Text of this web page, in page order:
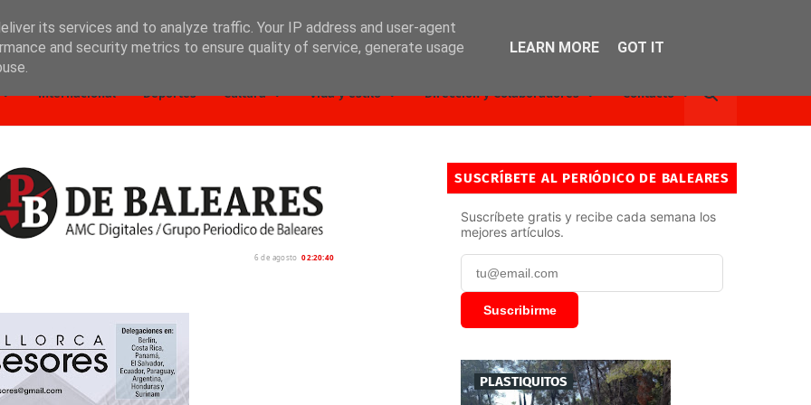
Internacional Deportes Cultura Vida y estilo Dirección y Colaboradores Contacto
6 de agosto 02:20:42
SUSCRÍBETE AL PERIÓDICO DE BALEARES
Suscríbete gratis y recibe cada semana los
mejores artículos.
Suscribirme
PLASTIQUITOS
its services and to analyze traffic. Your IP address and user-agent
and security metrics to ensure quality of service, generate usage
LEARN MORE GOT IT